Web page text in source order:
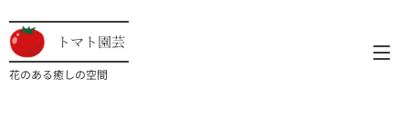
トマト園芸
花のある癒しの空間